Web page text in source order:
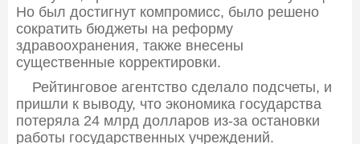
Но был достигнут компромисс, было решено
сократить бюджеты на реформу
здравоохранения, также внесены
существенные корректировки.
Рейтинговое агентство сделало подсчеты, и
пришли к выводу, что экономика государства
потеряла 24 млрд долларов из-за остановки
работы государственных учреждений.